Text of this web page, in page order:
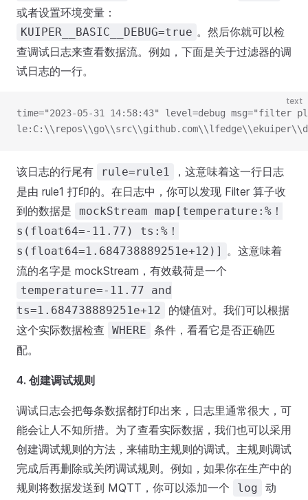
或者设置环境变量：
KUIPER__BASIC__DEBUG=true 。然后你就可以检
查调试日志来查看数据流。例如，下面是关于过滤器的调
试日志的一行。
text
time="2023-05-31 14:58:43" level=debug msg="filter
该日志的行尾有 rule=rule1
，这意味着这一行日志
是由 rule1 打印的。在日志中，你可以发现 Filter 算子收
到的数据是
mockStream map[temperature:%！
s(float64=-11.77) ts:%！
s(float64=1.684738889251e+12)] 。这意味着
流的名字是 mockStream，有效载荷是一个
temperature=-11.77 and
ts=1.684738889251e+12
的键值对。我们可以根据
这个实际数据检查
WHERE
条件，看看它是否正确匹
配。
4. 创建调试规则
调试日志会把每条数据都打印出来，日志里通常很大，可
能会让人不知所措。为了查看实际数据，我们也可以采用
创建调试规则的方法，来辅助主规则的调试。主规则调试
完成后再删除或关闭调试规则。例如，如果你在生产中的
规则将数据发送到 MQTT，你可以添加一个
log
动